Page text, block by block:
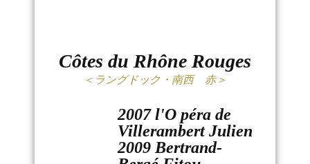
Côtes du Rhône Rouges
＜ラングドック・南西 赤＞
2007 l'O péra de
Villerambert Julien
2009 Bertrand-